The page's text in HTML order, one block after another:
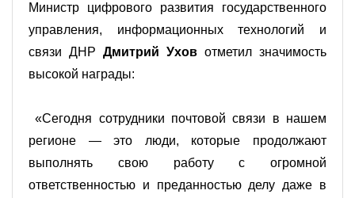
Министр цифрового развития государственного
управления, информационных технологий и
связи ДНР Дмитрий Ухов отметил значимость
высокой награды:
«Сегодня сотрудники почтовой связи в нашем
регионе — это люди, которые продолжают
выполнять свою работу с огромной
ответственностью и преданностью делу даже в